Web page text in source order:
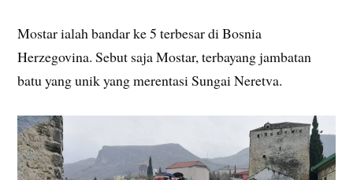
Mostar ialah bandar ke 5 terbesar di Bosnia
Herzegovina. Sebut saja Mostar, terbayang jambatan
batu yang unik yang merentasi Sungai Neretva.